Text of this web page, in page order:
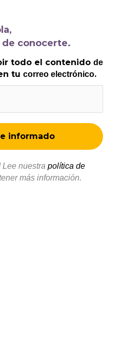
de conocerte.
todo el contenido de
tu correo electrónico.
Lee nuestra política de
más información.